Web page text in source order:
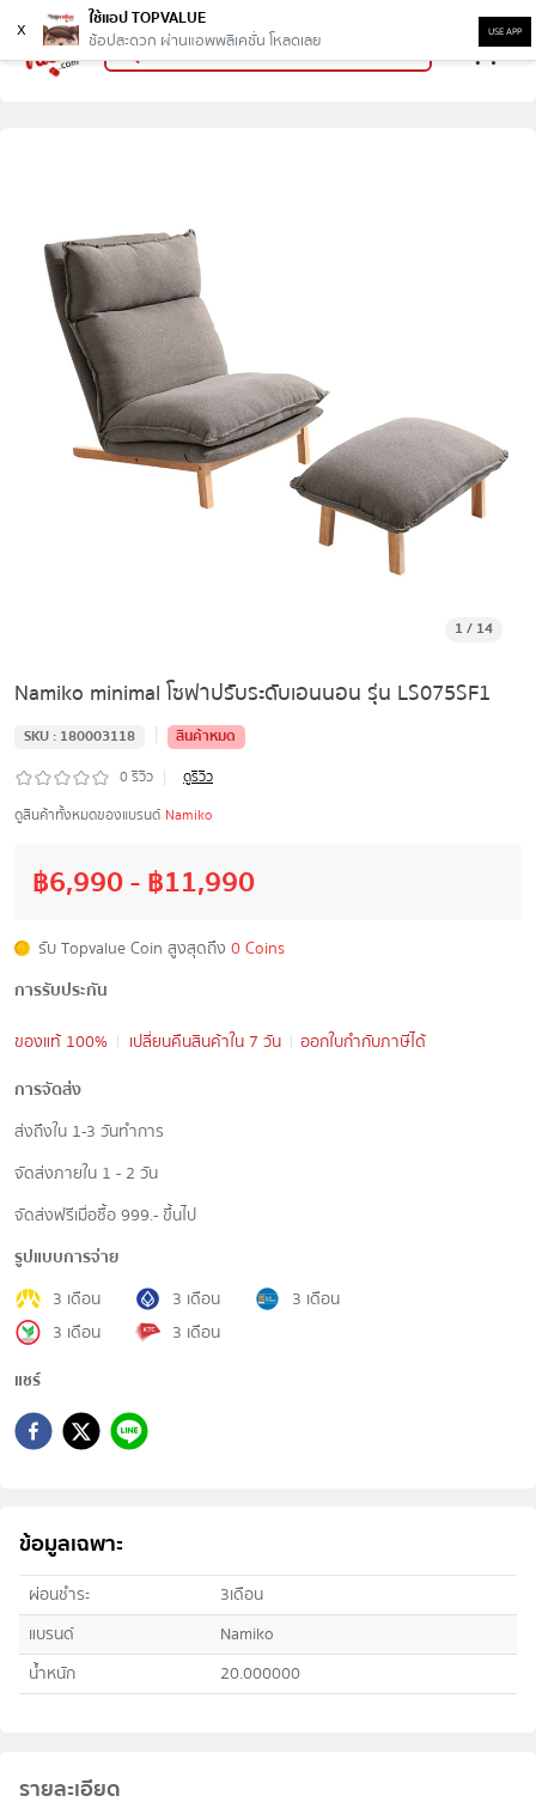
x
ใช้แอป TOPVALUE
ช้อปสะดวก ผ่านแอพพลิเคชั่น โหลดเลย
USE APP
1 / 14
Namiko minimal โซฟาปรับระดับเอนนอน รุ่น LS075SF1
SKU : 180003118 |
สินค้าหมด
0 รีวิว |
ดูรีวิว
ดูสินค้าทั้งหมดของแบรนด์ Namiko
฿6,990- ฿11,990
รับ Topvalue Coin สูงสุดถึง 0 Coins
การรับประกัน
ของแท้ 100%
เปลี่ยนคืนสินค้าใน 7 วัน
ออกใบกำกับภาษีได้
การจัดส่ง
ส่งถึงใน 1-3 วันทำการ
จัดส่งภายใน 1 - 2 วัน
จัดส่งฟรีเมื่อซื้อ 999.- ขึ้นไป
รูปแบบการจ่าย
3 เดือน
3 เดือน
3 เดือน
3 เดือน
3 เดือน
แชร์
ข้อมูลเฉพาะ
ผ่อนชำระ
3เดือน
แบรนด์
Namiko
น้ำหนัก
20.000000
รายละเอียด